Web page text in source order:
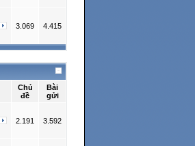
3.069 4.415
Chủ
đề
Bài
gửi
2.191 3.592